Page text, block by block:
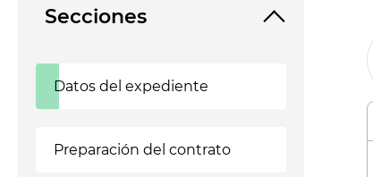
Secciones
Datos del expediente
Preparación del contrato